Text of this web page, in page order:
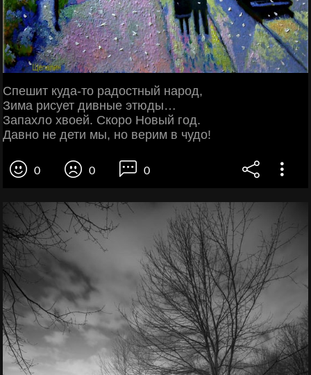
Спешит куда-то радостный народ,
Зима рисует дивные этюды…
Запахло хвоей. Скоро Новый год.
Давно не дети мы, но верим в чудо!
0 0 0